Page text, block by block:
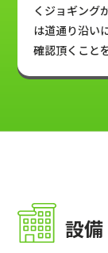
くジョギング
は道通り沿い
確認頂くこと
設